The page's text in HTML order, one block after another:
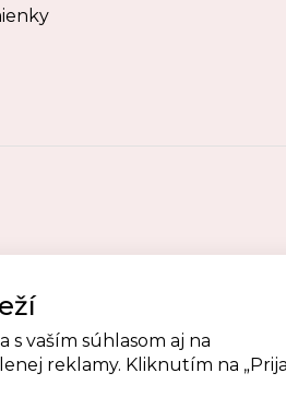
s vaším súhlasom aj na
reklamy. Kliknutím na